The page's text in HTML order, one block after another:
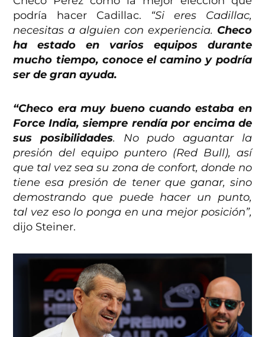
podría hacer Cadillac. “Si eres Cadillac,
necesitas a alguien con experiencia. Checo
ha estado en varios equipos durante
mucho tiempo, conoce el camino y podría
ser de gran ayuda.
“Checo era muy bueno cuando estaba en
Force India, siempre rendía por encima de
sus posibilidades. No pudo aguantar la
presión del equipo puntero (Red Bull), así
que tal vez sea su zona de confort, donde no
tiene esa presión de tener que ganar, sino
demostrando que puede hacer un punto,
tal vez eso lo ponga en una mejor posición”,
dijo Steiner.